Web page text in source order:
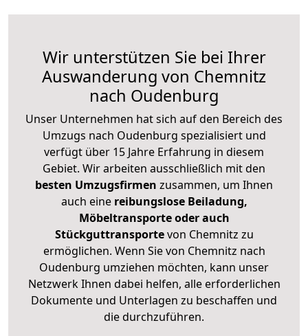
Wir unterstützen Sie bei Ihrer
Auswanderung von Chemnitz
nach Oudenburg
Unser Unternehmen hat sich auf den Bereich des
Umzugs nach Oudenburg spezialisiert und
verfügt über 15 Jahre Erfahrung in diesem
Gebiet. Wir arbeiten ausschließlich mit den
besten Umzugsfirmen zusammen, um Ihnen
auch eine reibungslose Beiladung,
Möbeltransporte oder auch
Stückguttransportevon Chemnitz zu
ermöglichen. Wenn Sie von Chemnitz nach
Oudenburg umziehen möchten, kann unser
Netzwerk Ihnen dabei helfen, alle erforderlichen
Dokumente und Unterlagen zu beschaffen und
die durchzuführen.